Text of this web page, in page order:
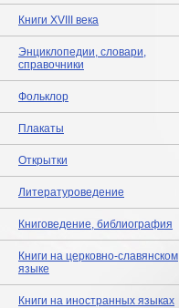
Книги XVIII века
Энциклопедии, словари,
справочники
Фольклор
Плакаты
Открытки
Литературоведение
Книговедение, библиография
Книги на церковно-славянском
языке
Книги на иностранных языках